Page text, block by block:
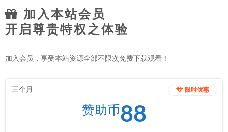
加入本站会员
开启尊贵特权之体验
加入会员，享受本站资源全部不限次免费下载观看！
限时优惠
三个月
赞助币88